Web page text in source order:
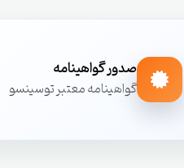
صدور گواهینامه
گواهینامه معتبر توسینسو